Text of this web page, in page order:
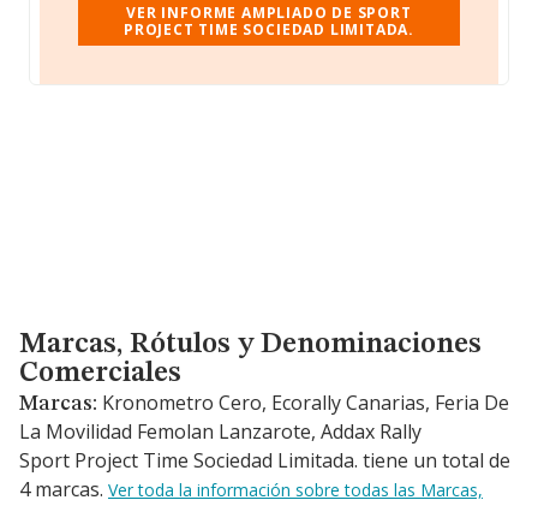
VER INFORME AMPLIADO DE SPORT
PROJECT TIME SOCIEDAD LIMITADA.
Marcas, Rótulos y Denominaciones Comerciales
Marcas, Rótulos y Denominaciones
Comerciales
Marcas: Kronometro Cero, Ecorally Canarias, Feria De
La Movilidad Femolan Lanzarote, Addax Rally
Sport Project Time Sociedad Limitada. tiene un total de
4 marcas. Ver toda la información sobre todas las Marcas,